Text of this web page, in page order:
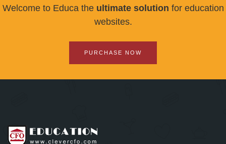
Welcome to Educa the ultimate solution for education
websites.
PURCHASE NOW